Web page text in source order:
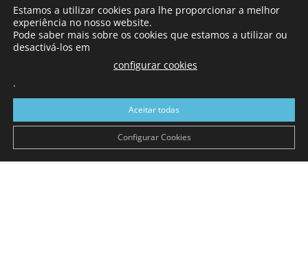
SOBRE NÓS
Com sede nas Caldas da Rainha e mais de 90 anos de
a sul de distrito de Leiria, com mais de 40.000 leitores por
toda a região Oeste. Jornal com distribuição em Portugal
Continental e assinatura online.
Estamos a utilizar cookies para lhe proporcionar a melhor
experiência no nosso website.
Pode saber mais sobre os cookies que estamos a utilizar ou
desactivá-los em
configurar cookies
.
Aceitar todas
Configurar Cookies